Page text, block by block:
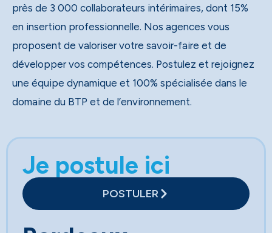
près de 3 000 collaborateurs intérimaires, dont 15%
en insertion professionnelle. Nos agences vous
proposent de valoriser votre savoir-faire et de
développer vos compétences. Postulez et rejoignez
une équipe dynamique et 100% spécialisée dans le
domaine du BTP et de l’environnement.
Je postule ici
POSTULER